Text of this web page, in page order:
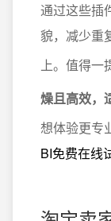
通过这些插
貌，减少重
上。值得一
燥且高效，
想体验更专
BI免费在线